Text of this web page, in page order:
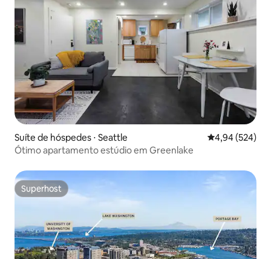
Suíte de hóspedes ⋅ Seattle 4,94 de uma
4,94 (524)
Ótimo apartamento estúdio em Greenlake
Superhost
Superhost